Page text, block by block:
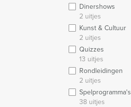
Dinershows
2 uitjes
Kunst & Cultuur
2 uitjes
Quizzes
13 uitjes
Rondleidingen
2 uitjes
Spelprogramma's
38 uitjes